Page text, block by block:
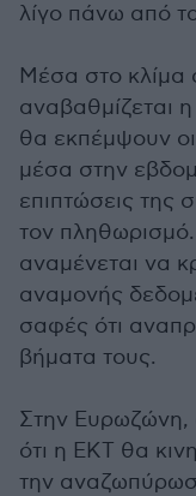
λίγο πάνω από
Μέσα στο
αναβαθμίζεται
θα εκπέμψουν
μέσα στην
επιπτώσεις της
τον
αναμένεται να
αναμονής
σαφές ότι
βήματα τους.
Στην Ευρωζώνη,
ότι η ΕΚΤ θα
την